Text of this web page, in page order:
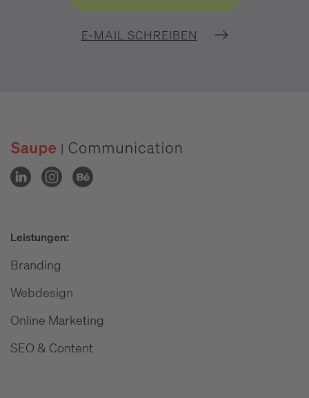
E-MAIL SCHREIBEN
Leistungen:
Branding
Webdesign
Online Marketing
SEO & Content